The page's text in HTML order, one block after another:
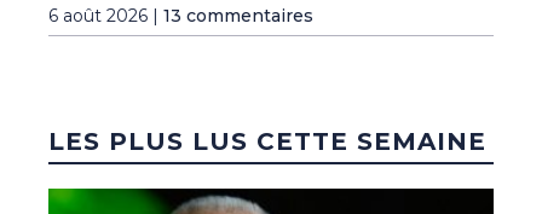
6 août 2026 | 13 commentaires
LES PLUS LUS CETTE SEMAINE